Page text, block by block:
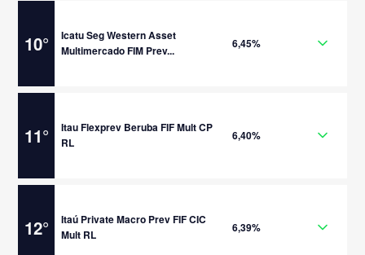
10°
Icatu Seg Western Asset
Multimercado FIM Prev...
6,45%
11°
Itau Flexprev Beruba FIF Mult CP
RL
6,40%
12°
Itaú Private Macro Prev FIF CIC
Mult RL
6,39%